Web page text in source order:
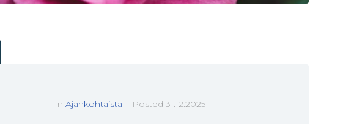
In Ajankohtaista Posted 31.12.2025